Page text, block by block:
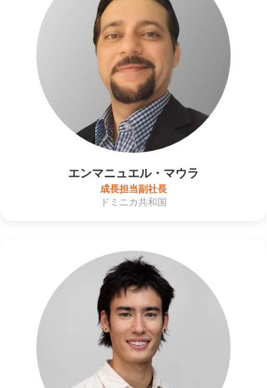
エンマニュエル・マウラ
成長担当副社長
ドミニカ共和国